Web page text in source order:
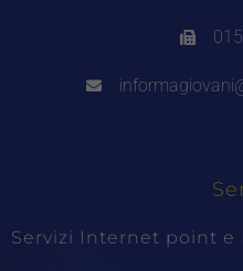
Servizi Internet point e